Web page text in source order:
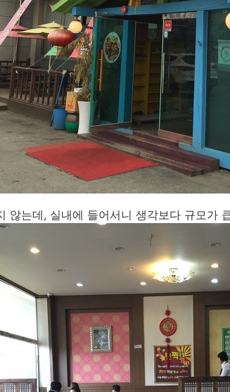
않는데, 실내에 들어서니 생각보다 규모가